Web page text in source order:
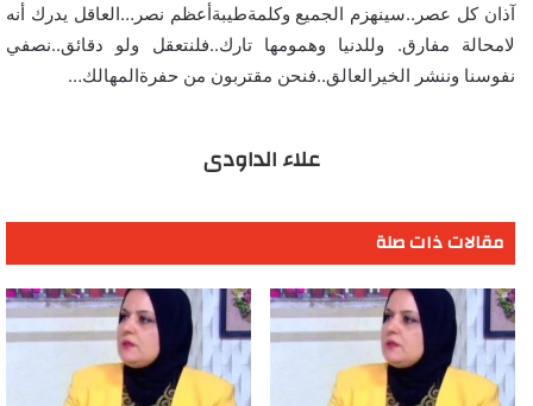
آذان كل عصر..سينهزم الجميع وكلمةطيبةأعظم نصر…العاقل يدرك أنه
لامحالة مفارق. وللدنيا وهمومها تارك..فلنتعقل ولو دقائق..نصفي
نفوسنا وننشر الخيرالعالق..فنحن مقتربون من حفرةالمهالك…
علاء الداودى
مقالات ذات صلة